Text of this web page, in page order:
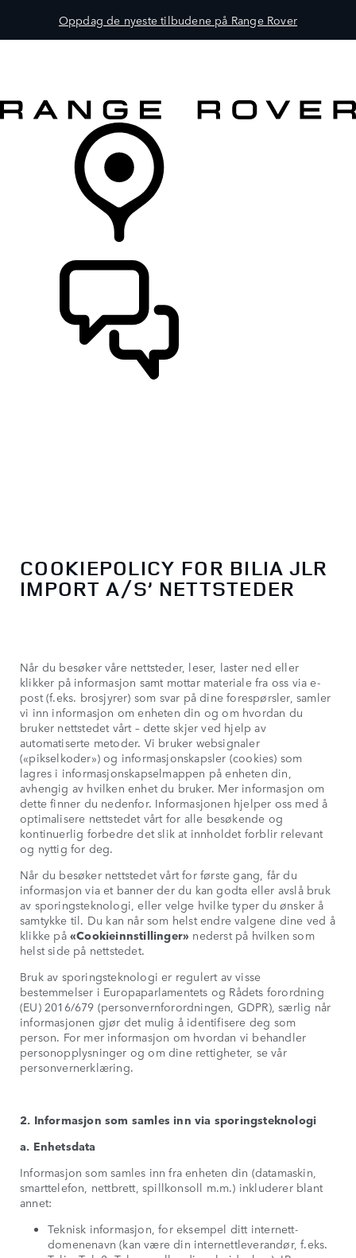
Oppdag de nyeste tilbudene på Range Rover
COOKIEPOLICY FOR BILIA JLR
IMPORT A/S’ NETTSTEDER
Når du besøker våre nettsteder, leser, laster ned eller
klikker på informasjon samt mottar materiale fra oss via e-
post (f.eks. brosjyrer) som svar på dine forespørsler, samler
vi inn informasjon om enheten din og om hvordan du
bruker nettstedet vårt – dette skjer ved hjelp av
automatiserte metoder. Vi bruker websignaler
(«pikselkoder») og informasjonskapsler (cookies) som
lagres i informasjonskapselmappen på enheten din,
avhengig av hvilken enhet du bruker. Mer informasjon om
dette finner du nedenfor. Informasjonen hjelper oss med å
optimalisere nettstedet vårt for alle besøkende og
kontinuerlig forbedre det slik at innholdet forblir relevant
og nyttig for deg.
Når du besøker nettstedet vårt for første gang, får du
informasjon via et banner der du kan godta eller avslå bruk
av sporingsteknologi, eller velge hvilke typer du ønsker å
samtykke til. Du kan når som helst endre valgene dine ved å
klikke på«Cookieinnstillinger» nederst på hvilken som
helst side på nettstedet.
Bruk av sporingsteknologi er regulert av visse
bestemmelser i Europaparlamentets og Rådets forordning
(EU) 2016/679 (personvernforordningen, GDPR), særlig når
informasjonen gjør det mulig å identifisere deg som
person. For mer informasjon om hvordan vi behandler
personopplysninger og om dine rettigheter, se vår
personvernerklæring.
2. Informasjon som samles inn via sporingsteknologi
a. Enhetsdata
Informasjon som samles inn fra enheten din (datamaskin,
smarttelefon, nettbrett, spillkonsoll m.m.) inkluderer blant
annet:
Teknisk informasjon, for eksempel ditt internett-
domenenavn (kan være din internettleverandør, f.eks.